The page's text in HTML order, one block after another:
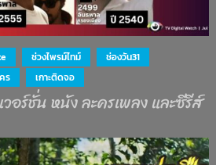
ช่วงไพรม์ไทม์
ช่องวัน31
ร เกาะติดจอ
อร์ชั่น หนัง ละครเพลง และซีรีส์